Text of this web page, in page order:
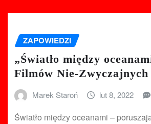
ZAPOWIEDZI
„Światło między
Filmów Nie-Zwyczajnych
Marek Staroń lut 8, 2022
Światło między oceanami –